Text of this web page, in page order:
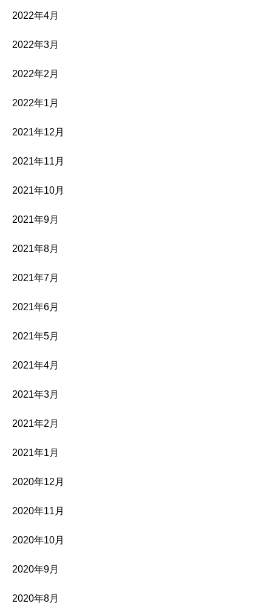
2022年4月
2022年3月
2022年2月
2022年1月
2021年12月
2021年11月
2021年10月
2021年9月
2021年8月
2021年7月
2021年6月
2021年5月
2021年4月
2021年3月
2021年2月
2021年1月
2020年12月
2020年11月
2020年10月
2020年9月
2020年8月